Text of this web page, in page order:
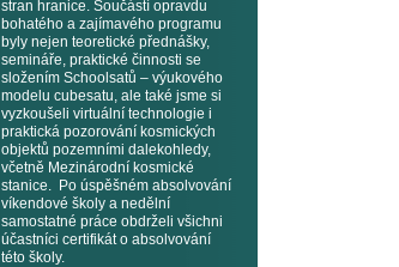
stran hranice. Součástí opravdu
bohatého a zajímavého programu
byly nejen teoretické přednášky,
semináře, praktické činnosti se
složením Schoolsatů – výukového
modelu cubesatu, ale také jsme si
vyzkoušeli virtuální technologie i
praktická pozorování kosmických
objektů pozemními dalekohledy,
včetně Mezinárodní kosmické
stanice. Po úspěšném absolvování
víkendové školy a nedělní
samostatné práce obdrželi všichni
účastníci certifikát o absolvování
této školy.